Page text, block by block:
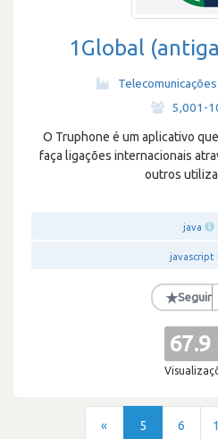
1Global
5,001-
O Truphone é um aplicativo
faça ligações internacionais
outros
java
javascript
★Seguir
67.9
« 5 6